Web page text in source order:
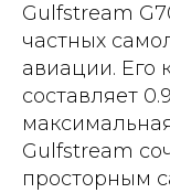
Gulfstream
частных
авиации. Его
составляет
Gulfstream
просторным